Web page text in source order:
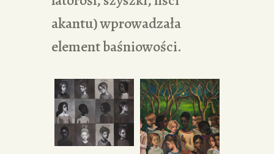
akantu) wprowadzała
element baśniowości.